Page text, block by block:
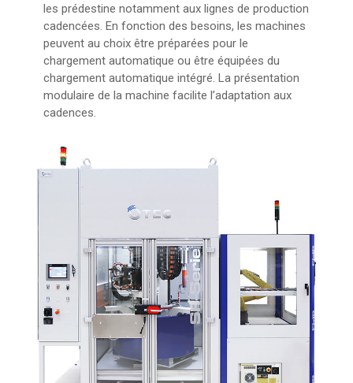
les prédestine notamment aux lignes de production
cadencées. En fonction des besoins, les machines
peuvent au choix être préparées pour le
chargement automatique ou être équipées du
chargement automatique intégré. La présentation
modulaire de la machine facilite l’adaptation aux
cadences.